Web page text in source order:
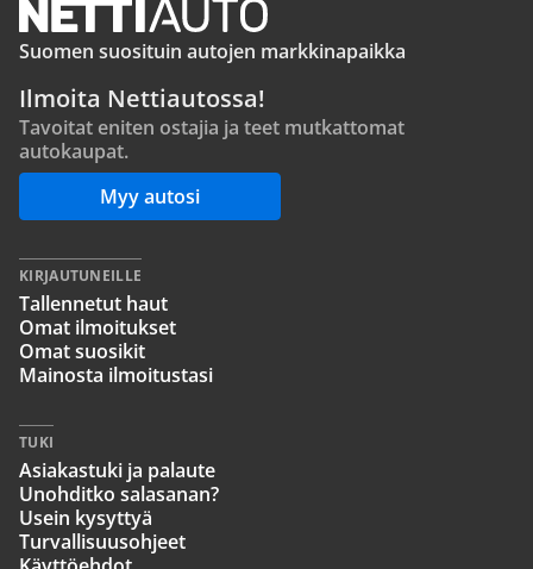
Suomen suosituin autojen markkinapaikka
Ilmoita Nettiautossa!
Tavoitat eniten ostajia ja teet mutkattomat
autokaupat.
Myy autosi
KIRJAUTUNEILLE
Tallennetut haut
Omat ilmoitukset
Omat suosikit
Mainosta ilmoitustasi
TUKI
Asiakastuki ja palaute
Unohditko salasanan?
Usein kysyttyä
Turvallisuusohjeet